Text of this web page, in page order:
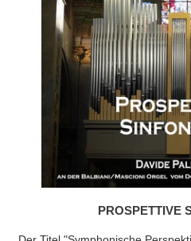
PROSPETTIVE